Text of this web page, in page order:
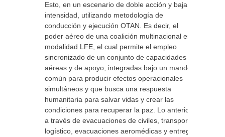
Esto, en un escenario de doble acción y baja
intensidad, utilizando metodología de
conducción y ejecución OTAN. Es decir, el
poder aéreo de una coalición multinacional en
modalidad LFE, el cual permite el empleo
sincronizado de un conjunto de capacidades
aéreas y de apoyo, integradas bajo un mando
común para producir efectos operacionales
simultáneos y que busca una respuesta
humanitaria para salvar vidas y crear las
condiciones para recuperar la paz. Lo anterior
a través de evacuaciones de civiles, transporte
logístico, evacuaciones aeromédicas y entrega